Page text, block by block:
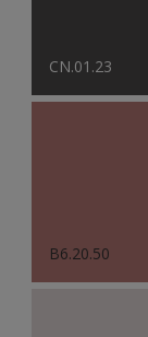
CN.01.23
B6.20.50